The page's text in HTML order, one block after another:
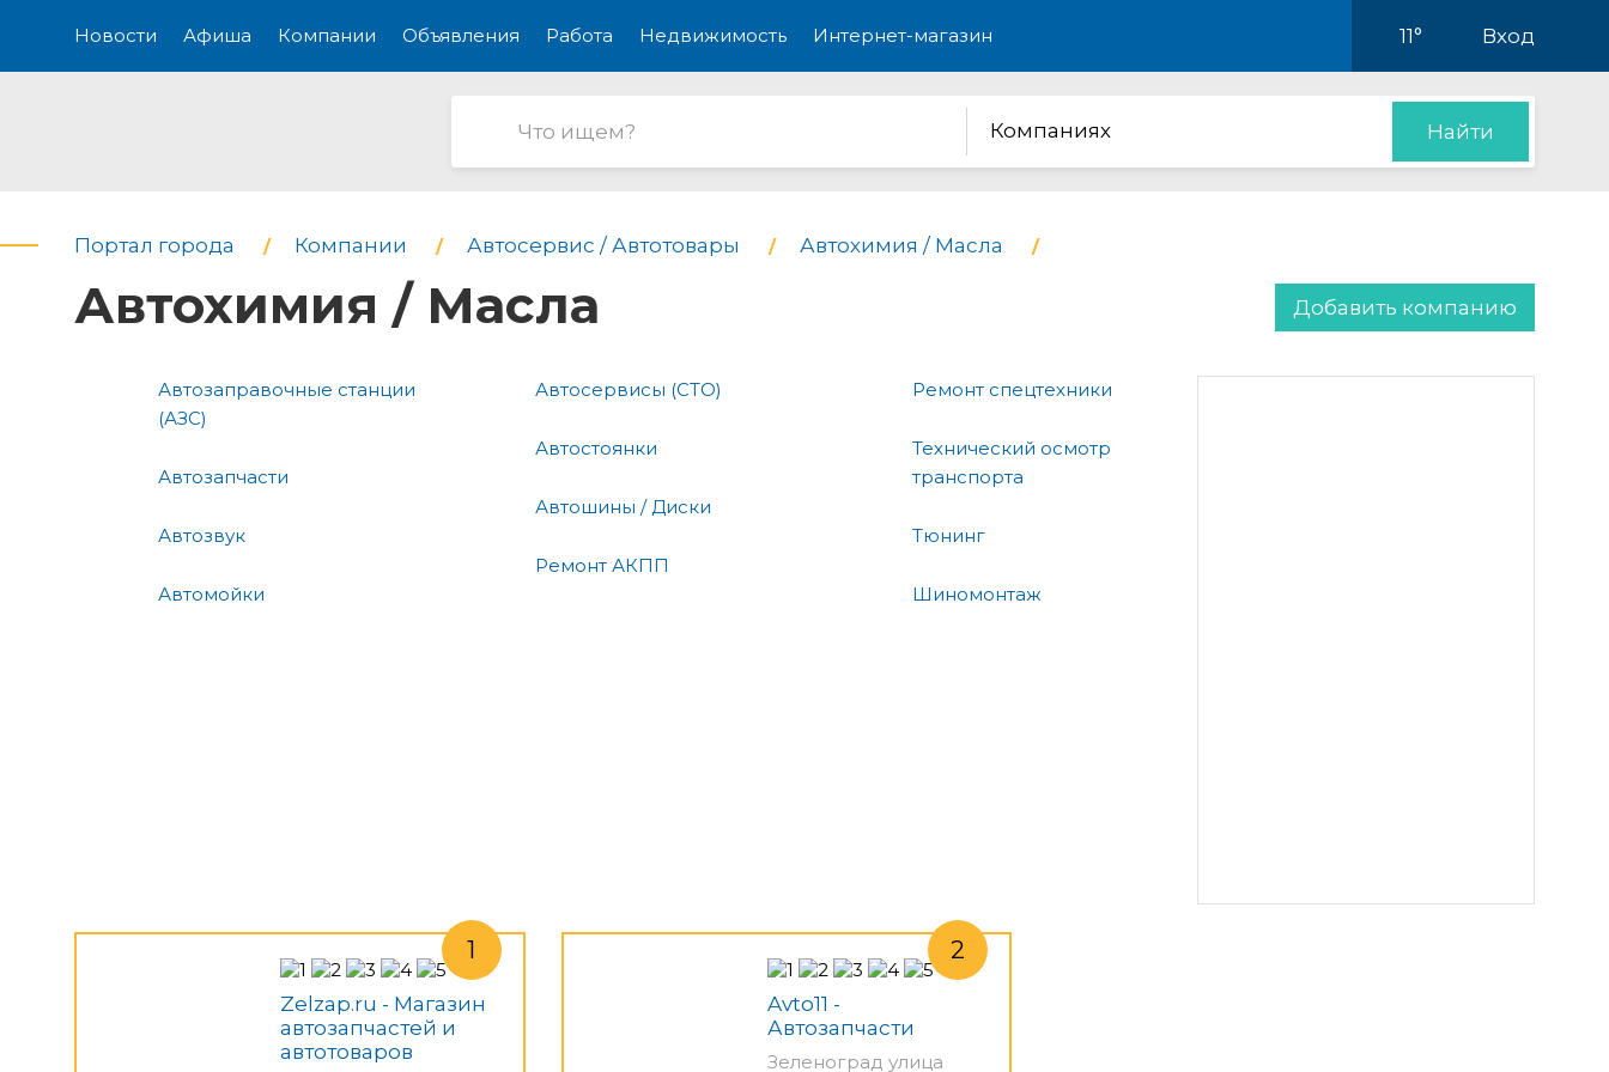
Новости Афиша Компании Объявления Работа Недвижимость Интернет-магазин 11° Вход
Компаниях Найти
Портал города Компании Автосервис / Автотовары Автохимия / Масла
Автохимия / Масла Добавить компанию
Автозаправочные станции
(АЗС)
Автозапчасти
Автозвук
Автомойки
Автосервисы (СТО)
Автостоянки
Автошины / Диски
Ремонт АКПП
Ремонт спецтехники
Технический осмотр
транспорта
Тюнинг
Шиномонтаж
Zelzap.ru - Магазин
автозапчастей и
автотоваров
Avto11 -
Автозапчасти
Зеленоград улица